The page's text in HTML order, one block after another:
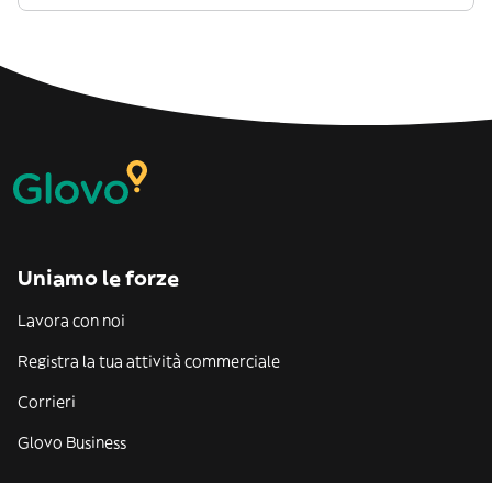
Uniamo le forze
Lavora con noi
Registra la tua attività commerciale
Corrieri
Glovo Business